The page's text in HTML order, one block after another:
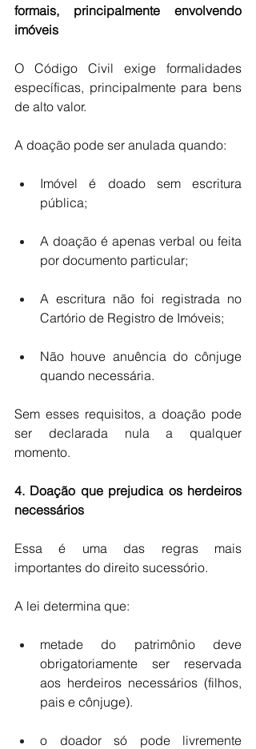
formais, principalmente envolvendo
imóveis
O Código Civil exige formalidades
específicas, principalmente para bens
de alto valor.
A doação pode ser anulada quando:
Imóvel é doado sem escritura
pública;
A doação é apenas verbal ou feita
por documento particular;
A escritura não foi registrada no
Cartório de Registro de Imóveis;
Não houve anuência do cônjuge
quando necessária.
Sem esses requisitos, a doação pode
ser declarada nula a qualquer
momento.
4. Doação que prejudica os herdeiros
necessários
Essa é uma das regras mais
importantes do direito sucessório.
A lei determina que:
metade do patrimônio deve
obrigatoriamente ser reservada
aos herdeiros necessários (filhos,
pais e cônjuge).
o doador só pode livremente